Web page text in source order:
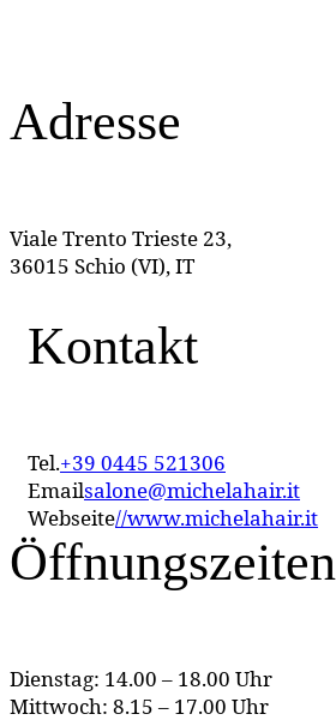
Adresse
Viale Trento Trieste 23,
36015 Schio (VI), IT
Kontakt
Tel.+39 0445 521306
Emailsalone@michelahair.it
Webseite//www.michelahair.it
Öffnungszeiten
Dienstag: 14.00 – 18.00 Uhr
Mittwoch: 8.15 – 17.00 Uhr